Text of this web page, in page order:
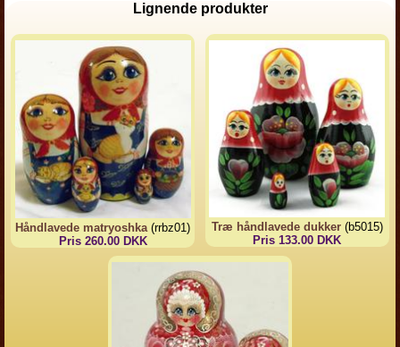
Lignende produkter
Håndlavede matryoshka(rrbz01)
Pris 260.00 DKK
Træ håndlavede dukker(b5015)
Pris 133.00 DKK